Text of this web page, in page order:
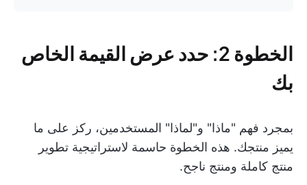
الخطوة 2: حدد عرض القيمة الخاص
بك
بمجرد فهم "ماذا" و"لماذا" المستخدمين، ركز على ما
يميز منتجك. هذه الخطوة حاسمة لاستراتيجية تطوير
منتج كاملة ومنتج ناجح.